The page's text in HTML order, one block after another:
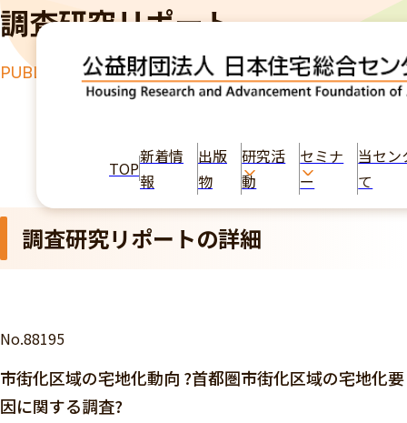
TOP
新着情
報
出版
物
研究活
動
セミナ
ー
当セン
て
調査研究リポート
PUBLICATION
調査研究リポートの詳細
No.88195
市街化区域の宅地化動向 ?首都圏市街化区域の宅地化要
因に関する調査?